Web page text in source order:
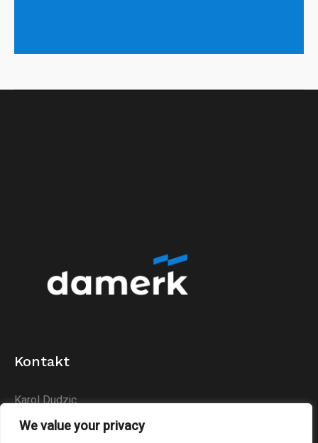
We value your privacy
Kontakt
Karol Dudzic
Huta Podłysica 24B
26-004 Bieliny